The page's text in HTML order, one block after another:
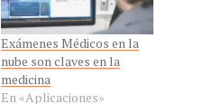
Exámenes Médicos en la
nube son claves en la
medicina
En «Aplicaciones»